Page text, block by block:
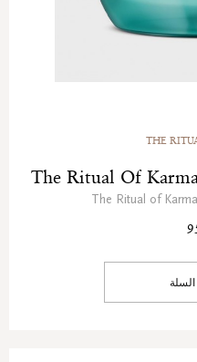
THE
The Ritual Of
The Ritual of